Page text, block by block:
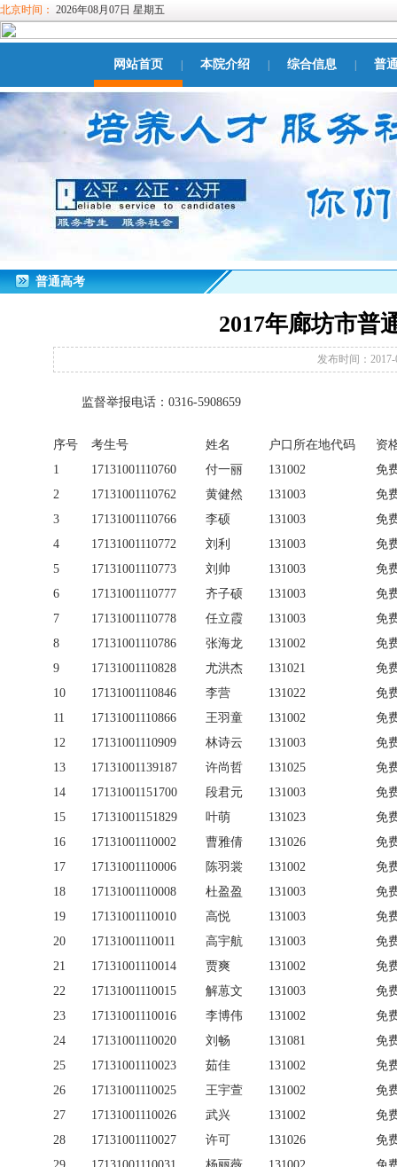
北京时间： 2026年08月07日 星期五
网站首页 本院介绍 综合信息 普
普通高考
2017年廊坊市普
发布时间：2017-
监督举报电话：0316-5908659
序号 考生号 姓名 户口所在地代码
资
1
17131001110760 付一丽 131002
免
2
17131001110762 黄健然 131003
免
3
17131001110766 李硕 131003
免
4
17131001110772 刘利 131003
免
5
17131001110773 刘帅 131003
免
6
17131001110777 齐子硕 131003
免
7
17131001110778 任立霞 131003
免
8
17131001110786 张海龙 131002
免
9
17131001110828 尤洪杰 131021
免
10
17131001110846 李营 131022
免
11
17131001110866 王羽童 131002
免
12
17131001110909 林诗云 131003
免
13
17131001139187 许尚哲 131025
免
14
17131001151700 段君元 131003
免
15
17131001151829 叶萌 131023
免
16
17131001110002 曹雅倩 131026
免
17
17131001110006 陈羽裳 131002
免
18
17131001110008 杜盈盈 131003
免
19
17131001110010 高悦 131003
免
20
17131001110011 高宇航 131003
免
21
17131001110014 贾爽 131002
免
22
17131001110015 解葸文 131003
免
23
17131001110016 李博伟 131002
免
24
17131001110020 刘畅 131081
免
25
17131001110023 茹佳 131002
免
26
17131001110025 王宇萱 131002
免
27
17131001110026 武兴 131002
免
28
17131001110027 许可 131026
免